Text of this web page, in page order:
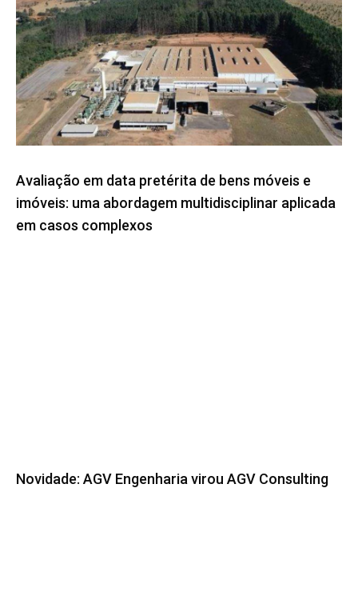
Avaliação em data pretérita de bens móveis e
imóveis: uma abordagem multidisciplinar aplicada
em casos complexos
Novidade: AGV Engenharia virou AGV Consulting